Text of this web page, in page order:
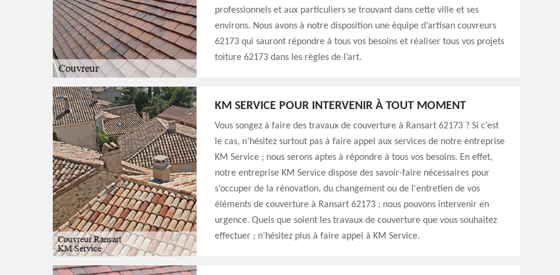
professionnels et aux particuliers se trouvant dans cette ville et ses
environs. Nous avons à notre disposition une équipe d’artisan couvreurs
62173 qui sauront répondre à tous vos besoins et réaliser tous vos projets
toiture 62173 dans les règles de l’art.
KM SERVICE POUR INTERVENIR À TOUT MOMENT
Vous songez à faire des travaux de couverture à Ransart 62173 ? Si c’est
le cas, n’hésitez surtout pas à faire appel aux services de notre entreprise
KM Service ; nous serons aptes à répondre à tous vos besoins. En effet,
notre entreprise KM Service dispose des savoir-faire nécessaires pour
s’occuper de la rénovation, du changement ou de l'entretien de vos
éléments de couverture à Ransart 62173 ; nous pouvons intervenir en
urgence. Quels que soient les travaux de couverture que vous souhaitez
effectuer ; n’hésitez plus à faire appel à KM Service.